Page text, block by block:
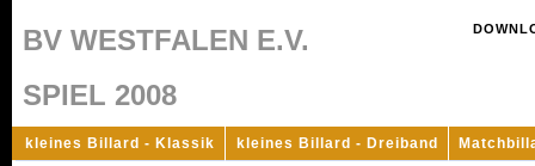
BV WESTFALEN E.V.
SPIEL 2008
kleines Billard - Klassik kleines Billard - Dreiband